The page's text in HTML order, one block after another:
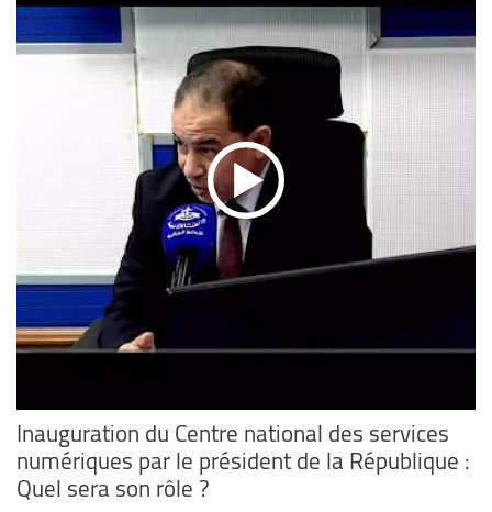
Inauguration du Centre national des services
numériques par le président de la République :
Quel sera son rôle ?